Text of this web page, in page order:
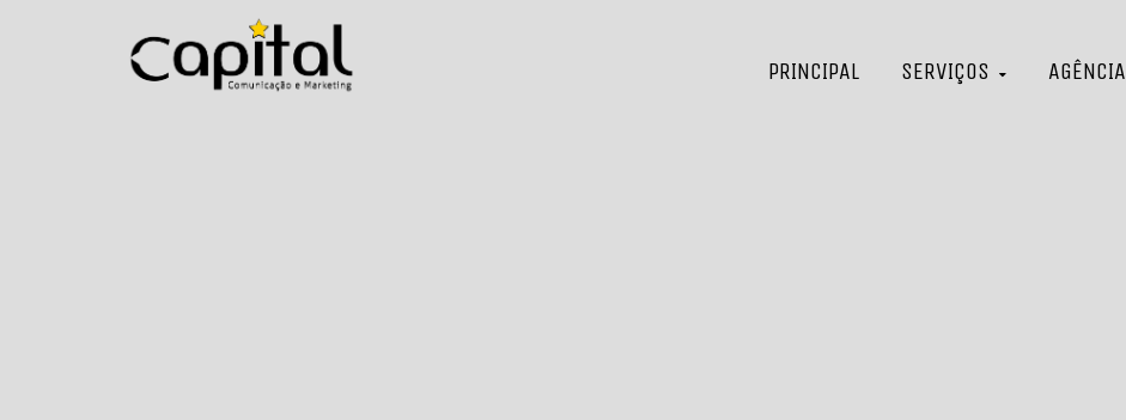
PRINCIPAL SERVIÇOS AGÊNCIA